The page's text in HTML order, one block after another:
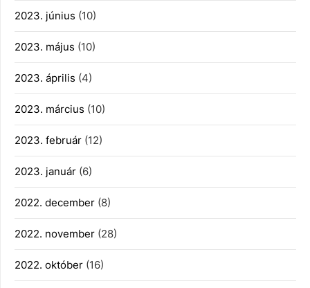
2023. június (10)
2023. május (10)
2023. április (4)
2023. március (10)
2023. február (12)
2023. január (6)
2022. december (8)
2022. november (28)
2022. október (16)